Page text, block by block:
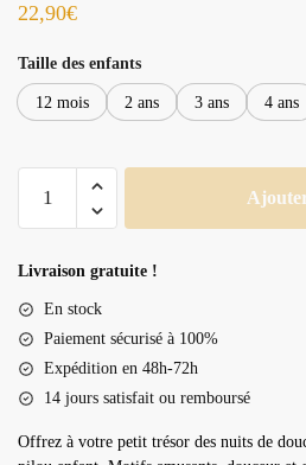
22,90€
Taille des enfants
12 mois 2 ans 3 ans 4 ans
en
enfant
Livraison gratuite !
En stock
Paiement sécurisé à 100%
Expédition en 48h-72h
14 jours satisfait ou remboursé
Offrez à votre petit trésor des nuits de